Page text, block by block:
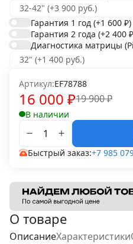
Гарантия 1 год (+1 600 ₽)
Гарантия 2 года (+2 400 ₽
Диагностика матрицы
Артикул:EF78788
19 900₽
16 000 ₽
В наличии
Быстрый заказ:+7 985
О товаре
ОписаниеХарактеристики